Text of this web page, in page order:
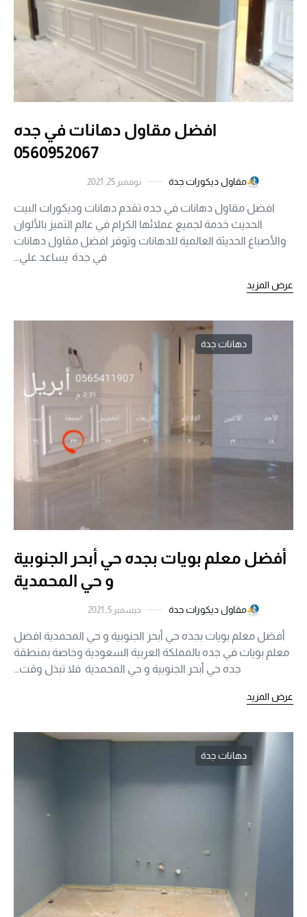
افضل مقاول دهانات في جده
0560952067
مقاول ديكورات جدة نوفمبر 25, 2021
افضل مقاول دهانات في جده تقدم دهانات وديكورات البيت
الحديث خدمة لجميع عملائها الكرام في عالم التميز بالألوان
والأصباغ الحديثة العالمية للدهانات وتوفر افضل مقاول دهانات
في جدة يساعد علي…
عرض المزيد
دهانات جدة
أفضل معلم بويات بجده حي أبحر الجنوبية
و حي المحمدية
مقاول ديكورات جدة ديسمبر 5, 2021
أفضل معلم بويات بجده حي أبحر الجنوبية و حي المحمدية افضل
معلم بويات في جده بالمملكة العربية السعودية وخاصة بمنطقة
جده حي أبحر الجنوبية و حي المحمدية فلا تبذل وقت…
عرض المزيد
دهانات جدة